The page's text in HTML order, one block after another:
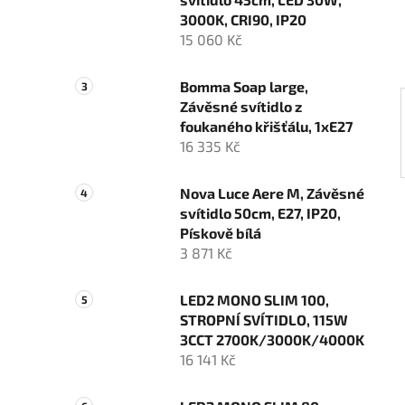
n
e
3000K, CRI90, IP20
15 060 Kč
Bomma Soap large,
Závěsné svítidlo z
foukaného křišťálu, 1xE27
16 335 Kč
Nova Luce Aere M, Závěsné
svítidlo 50cm, E27, IP20,
Pískově bílá
3 871 Kč
LED2 MONO SLIM 100,
STROPNÍ SVÍTIDLO, 115W
3CCT 2700K/3000K/4000K
16 141 Kč